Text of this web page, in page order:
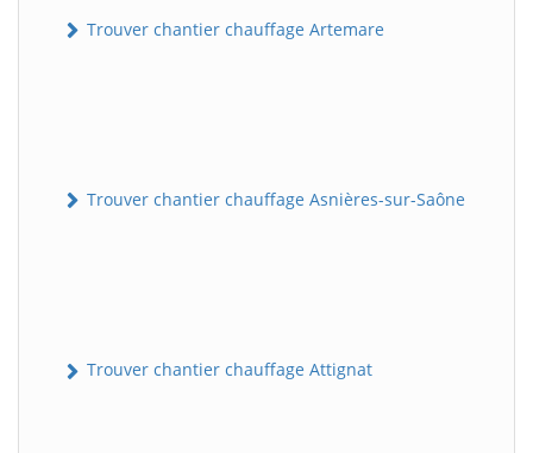
Trouver chantier chauffage Artemare
Trouver chantier chauffage Asnières-sur-Saône
Trouver chantier chauffage Attignat